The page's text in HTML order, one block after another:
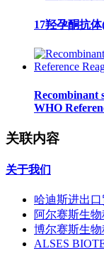
17羟孕酮抗
Recombinant
WHO
关联内容
关于我们
哈迪斯进出口
阿尔赛斯生
博尔赛斯生
ALSES